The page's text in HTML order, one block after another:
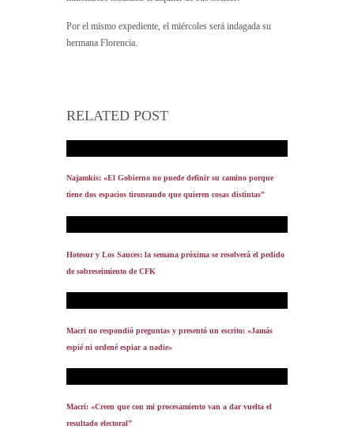
Por el mismo expediente, el miércoles será indagada su
hermana Florencia.
RELATED POST
Najamkis: «El Gobierno no puede definir su camino porque
tiene dos espacios tironeando que quieren cosas distintas”
Hotesur y Los Sauces: la semana próxima se resolverá el pedido
de sobreseimiento de CFK
Macri no respondió preguntas y presentó un escrito: «Jamás
espié ni ordené espiar a nadie»
Macri: «Creen que con mi procesamiento van a dar vuelta el
resultado electoral”